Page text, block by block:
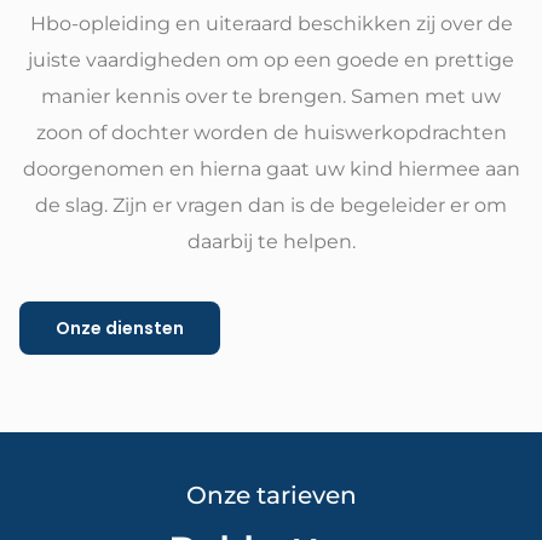
Hbo-opleiding en uiteraard beschikken zij over de
juiste vaardigheden om op een goede en prettige
manier kennis over te brengen. Samen met uw
zoon of dochter worden de huiswerkopdrachten
doorgenomen en hierna gaat uw kind hiermee aan
de slag. Zijn er vragen dan is de begeleider er om
daarbij te helpen.
Onze diensten
Onze tarieven